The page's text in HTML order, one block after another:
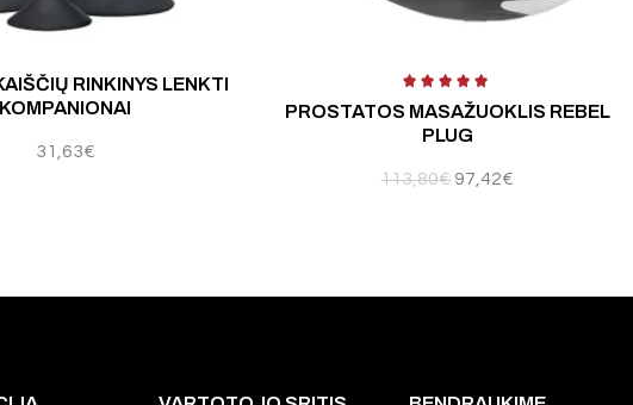
RINKINYS LENKTI
KOMPANIONAI
31,63€
PROSTATOS MASAŽUOKLIS REBEL
PLUG
113,80€ 97,42€
Įvertinimas: